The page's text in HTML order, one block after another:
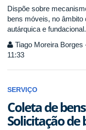
Dispõe sobre
bens móveis, no âmbito
autárquica e fundacional.
Tiago Moreira Borges
11:33
SERVIÇO
Coleta de
Solicitação de